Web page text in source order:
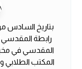
رابطة المقدسي
المقدسي في
المكتب